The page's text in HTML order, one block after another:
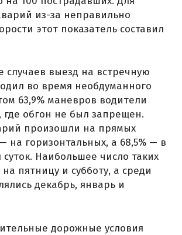
из-за неправильно
этот показатель составил
случаев выезд на встречную
во время необдуманного
63,9% маневров водители
где обгон не был запрещен.
произошли на прямых
на горизонтальных, а 68,5% — в
суток. Наибольшее число таких
пятницу и субботу, а среди
декабрь, январь и
дорожные условия